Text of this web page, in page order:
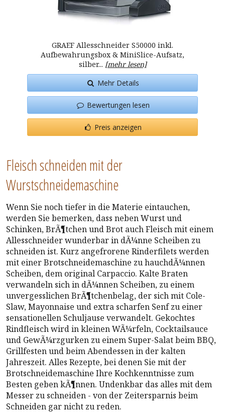
GRAEF Allesschneider S50000 inkl.
Aufbewahrungsbox & MiniSlice-Aufsatz,
silber... [mehr lesen]
Mehr Details
Bewertungen lesen
Preis anzeigen
Fleisch schneiden mit der
Wurstschneidemaschine
Wenn Sie noch tiefer in die Materie eintauchen,
werden Sie bemerken, dass neben Wurst und
Schinken, BrÃ¶tchen und Brot auch Fleisch mit einem
Allesschneider wunderbar in dÃ¼nne Scheiben zu
schneiden ist. Kurz angefrorene Rinderfilets werden
mit einer Brotschneidemaschine zu hauchdÃ¼nnen
Scheiben, dem original Carpaccio. Kalte Braten
verwandeln sich in dÃ¼nnen Scheiben, zu einem
unvergesslichen BrÃ¶tchenbelag, der sich mit Cole-
Slaw, Mayonnaise und extra scharfen Senf zu einer
sensationellen Schuljause verwandelt. Gekochtes
Rindfleisch wird in kleinen WÃ¼rfeln, Cocktailsauce
und GewÃ¼rzgurken zu einem Super-Salat beim BBQ,
Grillfesten und beim Abendessen in der kalten
Jahreszeit. Alles Rezepte, bei denen Sie mit der
Brotschneidemaschine Ihre Kochkenntnisse zum
Besten geben kÃ¶nnen. Undenkbar das alles mit dem
Messer zu schneiden - von der Zeitersparnis beim
Schneiden gar nicht zu reden.